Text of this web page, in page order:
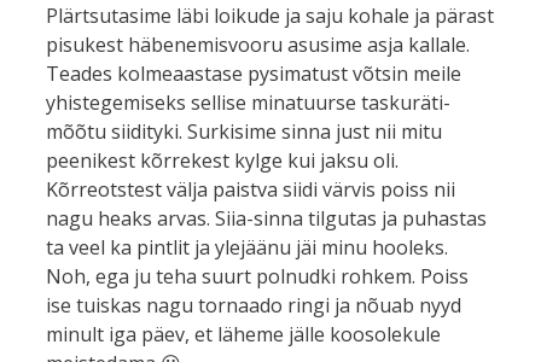
Plärtsutasime läbi loikude ja saju kohale ja pärast
pisukest häbenemisvooru asusime asja kallale.
Teades kolmeaastase pysimatust võtsin meile
yhistegemiseks sellise minatuurse taskuräti-
mõõtu siidityki. Surkisime sinna just nii mitu
peenikest kõrrekest kylge kui jaksu oli.
Kõrreotstest välja paistva siidi värvis poiss nii
nagu heaks arvas. Siia-sinna tilgutas ja puhastas
ta veel ka pintlit ja ylejäänu jäi minu hooleks.
Noh, ega ju teha suurt polnudki rohkem. Poiss
ise tuiskas nagu tornaado ringi ja nõuab nyyd
minult iga päev, et läheme jälle koosolekule